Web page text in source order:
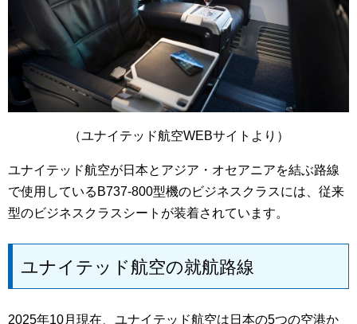
（ユナイテッド航空WEBサイトより）
ユナイテッド航空が日本とアジア・オセアニアを結ぶ路線
で使用しているB737-800型機のビジネスクラスには、従来
型のビジネスクラスシートが装着されています。
ユナイテッド航空の就航路線
2025年10月現在、ユナイテッド航空は日本の5つの空港か